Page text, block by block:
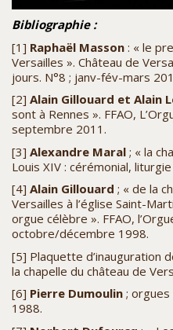
Bibliographie :
[1] Raphaël Masson : « le
Versailles ». Château de
jours. N°8 ; janv-fév-mars
[2] Alain Gillouard et Alain
sont à Rennes ». FFAO,
septembre 2011.
[3] Alexandre Maral ; « la
Louis XIV : cérémonial,
[4] Alain Gillouard ; « de la
Versailles à l’église Saint-
orgue célèbre ». FFAO,
octobre/décembre 1998.
[5] Plaquette d’inauguration
la chapelle du château de
[6] Pierre Dumoulin ; orgues
1988.